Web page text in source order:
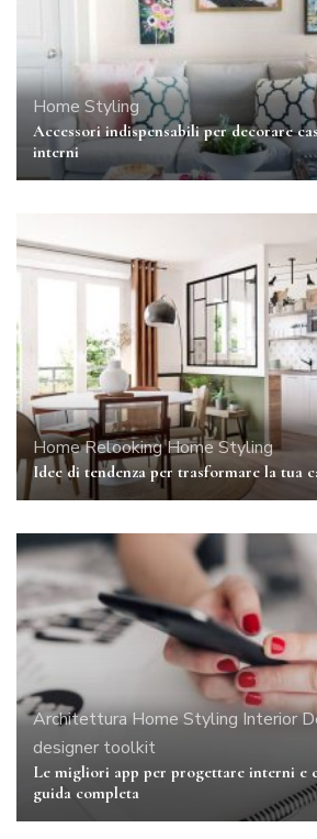
Home Styling
Accessori indispensabili per decorare
interni
Home RelookingHome Styling
Idee di tendenza per trasformare la tua
ArchitetturaHome Styling Interior
designer toolkit
Le migliori app per progettare interni e
guida completa